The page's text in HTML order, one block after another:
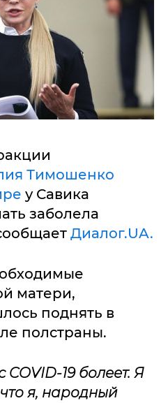
Тимошенко
у Савика
заболела
Диалог.UA.
матери,
поднять в
полстраны.
19 болеет. Я
я, народный